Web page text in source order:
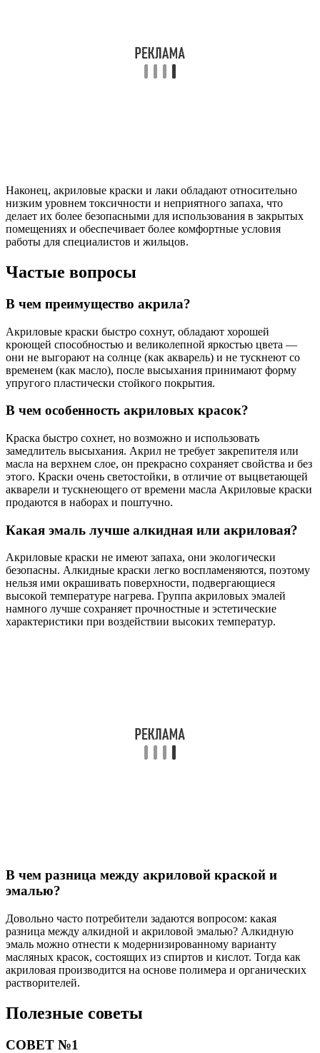
Наконец, акриловые краски и лаки обладают относительно
низким уровнем токсичности и неприятного запаха, что
делает их более безопасными для использования в закрытых
помещениях и обеспечивает более комфортные условия
работы для специалистов и жильцов.
Частые вопросы
В чем преимущество акрила?
Акриловые краски быстро сохнут, обладают хорошей
кроющей способностью и великолепной яркостью цвета —
они не выгорают на солнце (как акварель) и не тускнеют со
временем (как масло), после высыхания принимают форму
упругого пластически стойкого покрытия.
В чем особенность акриловых красок?
Краска быстро сохнет, но возможно и использовать
замедлитель высыхания. Акрил не требует закрепителя или
масла на верхнем слое, он прекрасно сохраняет свойства и без
этого. Краски очень светостойки, в отличие от выцветающей
акварели и тускнеющего от времени масла Акриловые краски
продаются в наборах и поштучно.
Какая эмаль лучше алкидная или акриловая?
Акриловые краски не имеют запаха, они экологически
безопасны. Алкидные краски легко воспламеняются, поэтому
нельзя ими окрашивать поверхности, подвергающиеся
высокой температуре нагрева. Группа акриловых эмалей
намного лучше сохраняет прочностные и эстетические
характеристики при воздействии высоких температур.
В чем разница между акриловой краской и
эмалью?
Довольно часто потребители задаются вопросом: какая
разница между алкидной и акриловой эмалью? Алкидную
эмаль можно отнести к модернизированному варианту
масляных красок, состоящих из спиртов и кислот. Тогда как
акриловая производится на основе полимера и органических
растворителей.
Полезные советы
СОВЕТ №1